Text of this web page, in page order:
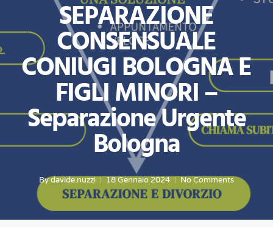
SEPARAZIONE
CONSENSUALE
CONIUGI BOLOGNA E
FIGLI MINORI –
Separazione Urgente
Bologna
Bydavide.nuzzi 18 Gennaio 2024 No Comments